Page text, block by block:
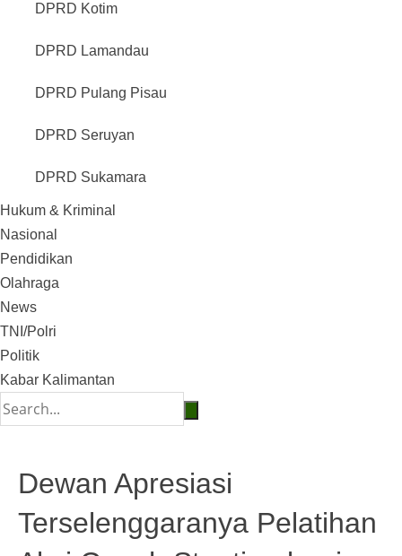
DPRD Kotim
DPRD Lamandau
DPRD Pulang Pisau
DPRD Seruyan
DPRD Sukamara
Hukum & Kriminal
Nasional
Pendidikan
Olahraga
News
TNI/Polri
Politik
Kabar Kalimantan
Dewan Apresiasi
Terselenggaranya Pelatihan